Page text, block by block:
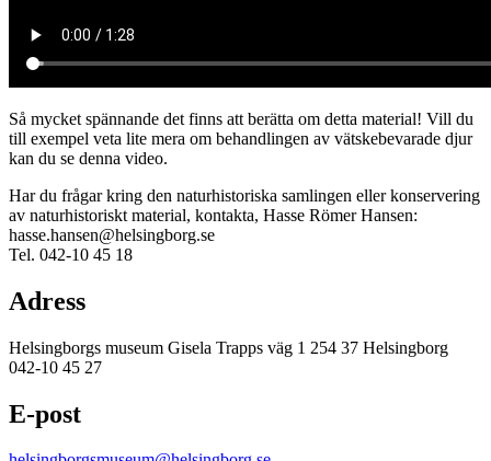
Så mycket spännande det finns att berätta om detta material! Vill du
till exempel veta lite mera om behandlingen av vätskebevarade djur
kan du se denna video.
Har du frågar kring den naturhistoriska samlingen eller konservering
av naturhistoriskt material, kontakta, Hasse Römer Hansen:
hasse.hansen@helsingborg.se
Tel. 042-10 45 18
Adress
Helsingborgs museum Gisela Trapps väg 1 254 37 Helsingborg
042-10 45 27
E-post